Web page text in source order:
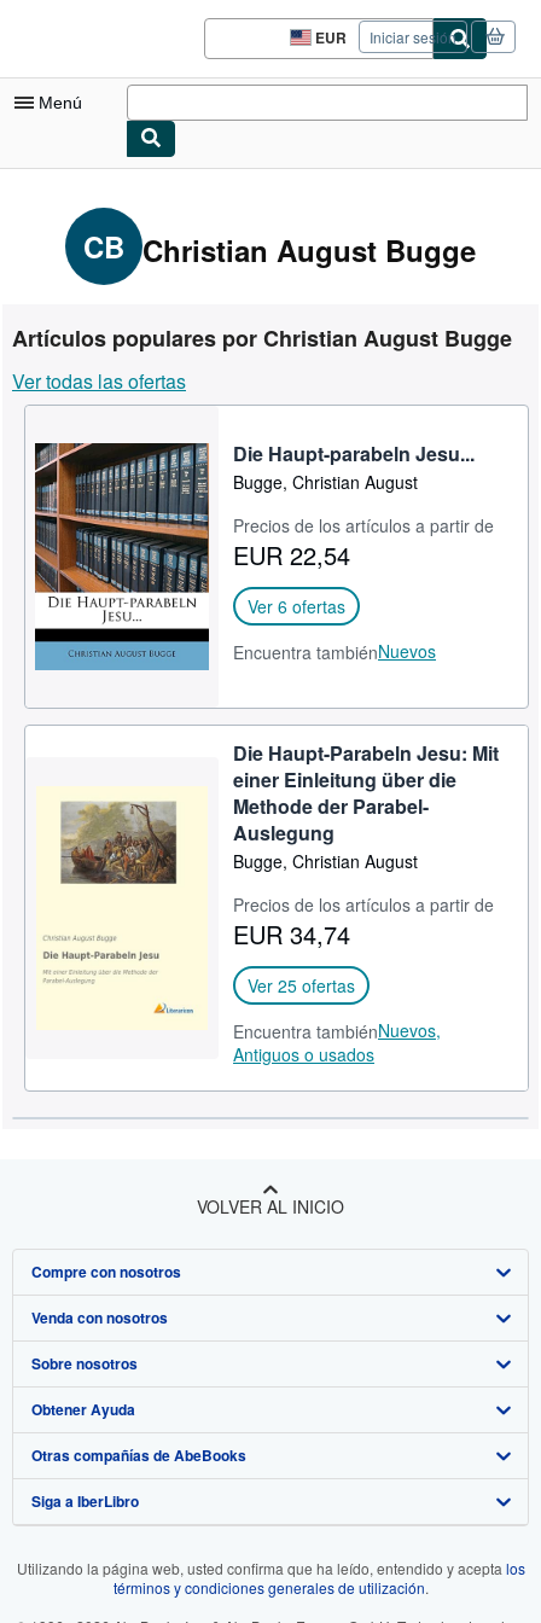
Pasar al contenido principal
EUR
Preferencias
de
del
Iniciar sesión
Menú
Consultar mis pedidos
Búsqueda avanzada
Libros antiguos
Arte y coleccionismo
Vendedores
Comenzar a vender
Ayuda
CERRAR
CB Christian August Bugge
Artículos populares por Christian August Bugge
Ver todas las ofertas
Die Haupt-parabeln Jesu...
Bugge, Christian August
Precios de los artículos a partir de
EUR 22,54
Ver 6 ofertas
Encuentra tambiénNuevos
Die Haupt-Parabeln Jesu: Mit
einer Einleitung über die
Methode der Parabel-
Auslegung
Bugge, Christian August
Precios de los artículos a partir de
EUR 34,74
Ver 25 ofertas
Encuentra tambiénNuevos,
Antiguos o usados
VOLVER AL INICIO
Compre con nosotros
Búsqueda avanzada
Colecciones
Mi cuenta
Mis pedidos
Ver carrito
Venda con nosotros
Comenzar a vender
Únase a nuestro programa de afiliados
Recomiende un vendedor
Sobre nosotros
Sobre IberLibro
Medios
Empleo
Preferencias de cookies
Obtener Ayuda
Preguntas frecuentes y guías
Atención al Cliente
Otras compañías de AbeBooks
AbeBooks.com
AbeBooks.de
Siga a IberLibro
Utilizando la página web, usted confirma que ha leído, entendido y acepta los
términos y condiciones generales de utilización.